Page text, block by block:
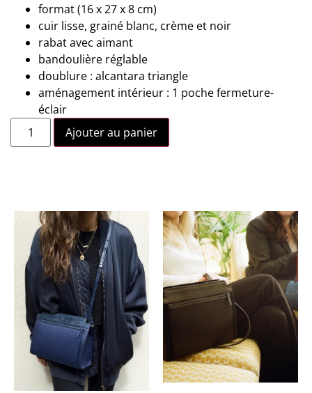
format (16 x 27 x 8 cm)
cuir lisse, grainé blanc, crème et noir
rabat avec aimant
bandoulière réglable
doublure : alcantara triangle
aménagement intérieur : 1 poche fermeture-
éclair
Ajouter au panier